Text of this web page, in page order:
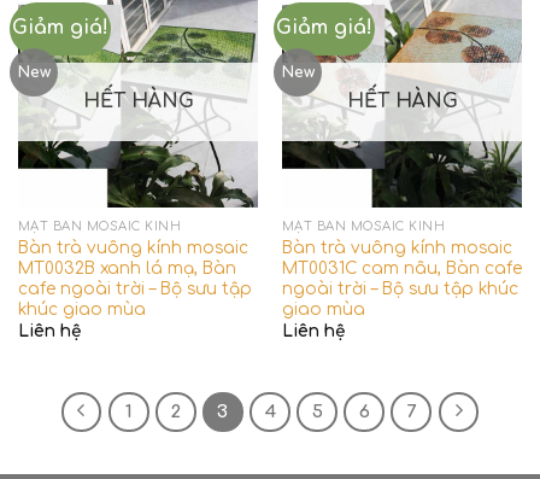
Giảm giá!
New
HẾT HÀNG
MẶT BÀN MOSAIC KÍNH
Bàn trà vuông kính mosaic
MT0032B xanh lá mạ, Bàn
cafe ngoài trời – Bộ sưu tập
khúc giao mùa
Liên hệ
Giảm giá!
New
HẾT HÀNG
MẶT BÀN MOSAIC KÍNH
Bàn trà vuông kính mosaic
MT0031C cam nâu, Bàn cafe
ngoài trời – Bộ sưu tập khúc
giao mùa
Liên hệ
1 2 3 4 5 6 7